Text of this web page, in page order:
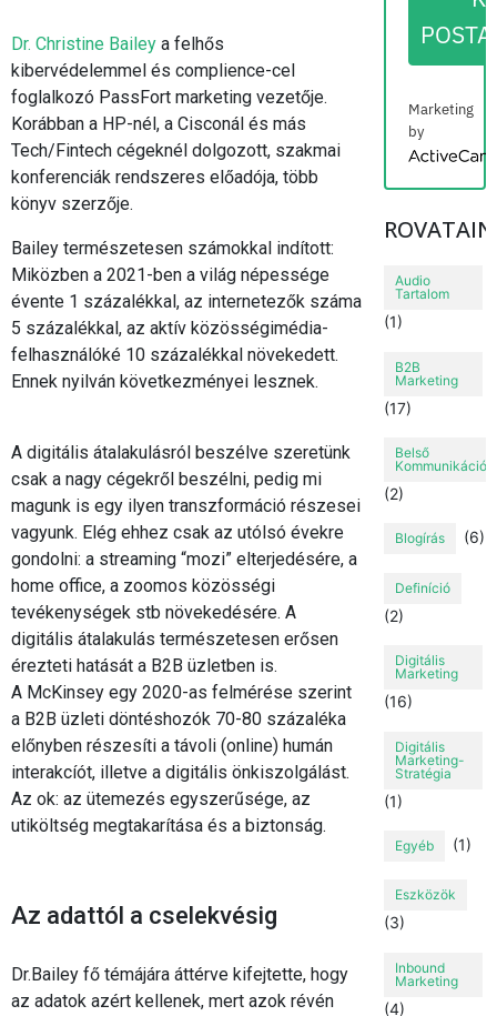
Dr. Christine Bailey a felhős
kibervédelemmel és complience-cel
foglalkozó PassFort marketing vezetője.
Korábban a HP-nél, a Cisconál és más
Tech/Fintech cégeknél dolgozott, szakmai
konferenciák rendszeres előadója, több
könyv szerzője.
Bailey természetesen számokkal indított:
Miközben a 2021-ben a világ népessége
évente 1 százalékkal, az internetezők száma
5 százalékkal, az aktív közösségimédia-
felhasználóké 10 százalékkal növekedett.
Ennek nyilván következményei lesznek.
A digitális átalakulásról beszélve szeretünk
csak a nagy cégekről beszélni, pedig mi
magunk is egy ilyen transzformáció részesei
vagyunk. Elég ehhez csak az utólsó évekre
gondolni: a streaming “mozi” elterjedésére, a
home office, a zoomos közösségi
tevékenységek stb növekedésére. A
digitális átalakulás természetesen erősen
érezteti hatását a B2B üzletben is.
A McKinsey egy 2020-as felmérése szerint
a B2B üzleti döntéshozók 70-80 százaléka
előnyben részesíti a távoli (online) humán
interakcíót, illetve a digitális önkiszolgálást.
Az ok: az ütemezés egyszerűsége, az
utiköltség megtakarítása és a biztonság.
Az adattól a cselekvésig
Dr.Bailey fő témájára áttérve kifejtette, hogy
az adatok azért kellenek, mert azok révén
Marketing
by
Audio
Tartalom
(1)
B2B
Marketing
(17)
Belső
Kommunikáció
(2)
Blogírás (6)
Definíció
(2)
Digitális
Marketing
(16)
Digitális
Marketing-
Stratégia
(1)
Egyéb (1)
Eszközök
(3)
Inbound
Marketing
(4)